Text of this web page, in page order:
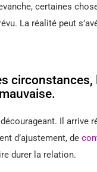
certaines
La réalité peut
circonstances,
Il arrive
d’ajustement, de
durer la relation.